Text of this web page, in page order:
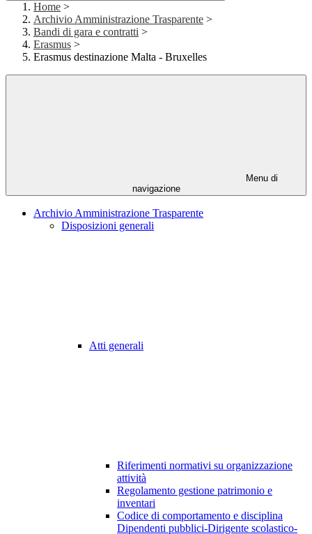
Home >
Archivio Amministrazione Trasparente >
Bandi di gara e contratti >
Erasmus >
Erasmus destinazione Malta - Bruxelles
Menu di
navigazione
Archivio Amministrazione Trasparente
Disposizioni generali
Atti generali
Riferimenti normativi su organizzazione
attività
Regolamento gestione patrimonio e
inventari
Codice di comportamento e disciplina
Dipendenti pubblici-Dirigente scolastico-